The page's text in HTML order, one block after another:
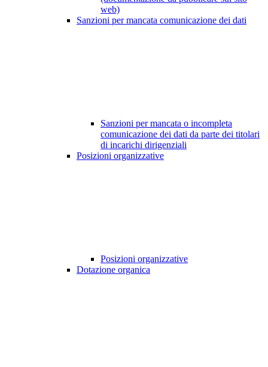
web)
Sanzioni per mancata comunicazione dei dati
Sanzioni per mancata o incompleta
comunicazione dei dati da parte dei titolari
di incarichi dirigenziali
Posizioni organizzative
Posizioni organizzative
Dotazione organica